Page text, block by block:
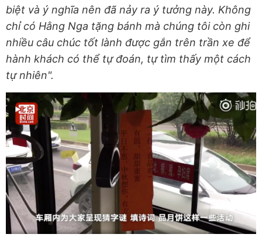
biệt và ý nghĩa nên đã nảy ra ý tưởng này. Không
chỉ có Hằng Nga tặng bánh mà chúng tôi còn ghi
nhiều câu chúc tốt lành được gắn trên trần xe để
hành khách có thể tự đoán, tự tìm thấy một cách
tự nhiên".